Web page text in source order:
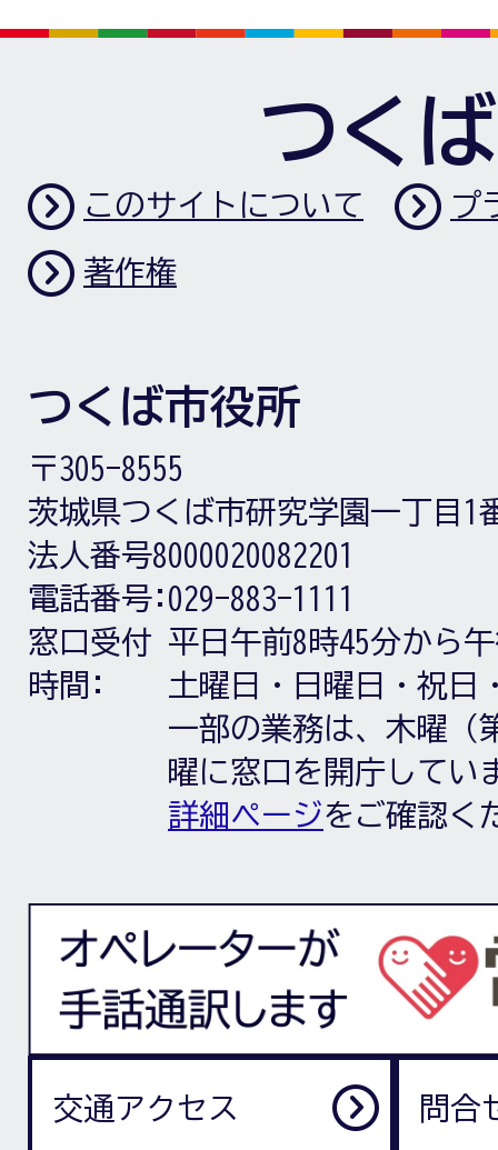
つく
このサイトについて プ
著作権
つくば市役所
〒305-8555
茨城県つくば市研究学園一丁目1
法人番号8000020082201
電話番号: 029-883-1111
窓口受付
時間:
平日午前8時45分から
土曜日・日曜日・祝日
一部の業務は、木曜（
曜に窓口を開庁してい
詳細ページをご確認く
交通アクセス 問合